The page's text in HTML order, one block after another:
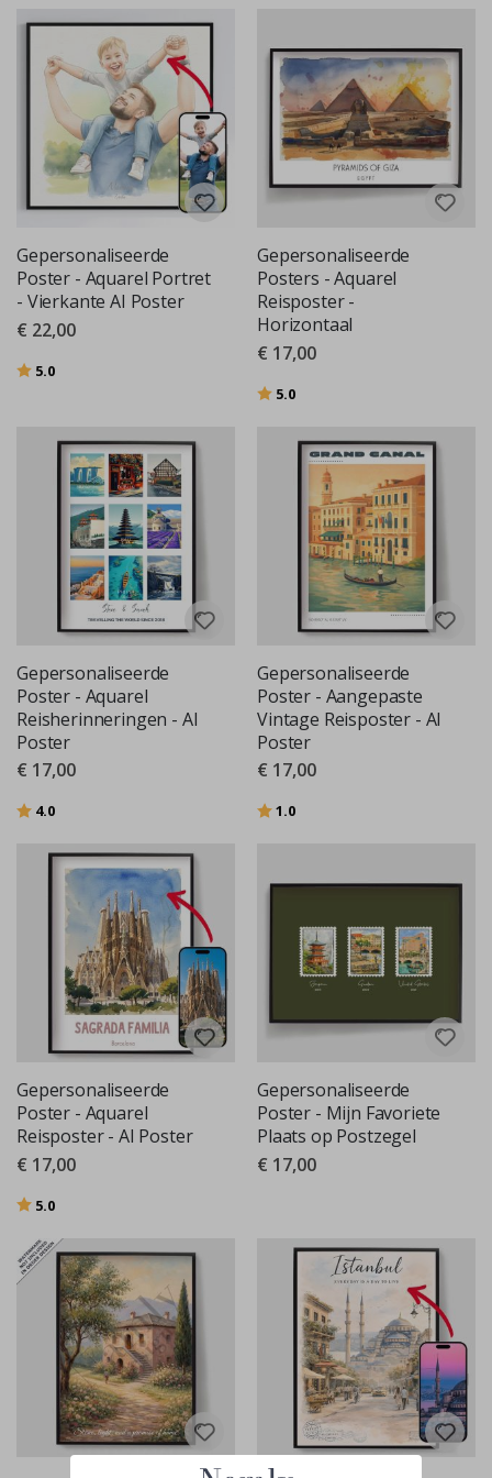
Gepersonaliseerde
Poster - Aquarel Portret
- Vierkante AI Poster
€ 22,00
Beoordeling:
5.0
Gepersonaliseerde
Posters - Aquarel
Reisposter -
Horizontaal
€ 17,00
Beoordeling:
5.0
Gepersonaliseerde
Poster - Aquarel
Reisherinneringen - AI
Poster
€ 17,00
Beoordeling:
4.0
Gepersonaliseerde
Poster - Aangepaste
Vintage Reisposter - AI
Poster
€ 17,00
Beoordeling:
1.0
Gepersonaliseerde
Poster - Aquarel
Reisposter - AI Poster
€ 17,00
Beoordeling:
5.0
Gepersonaliseerde
Poster - Mijn Favoriete
Plaats op Postzegel
€ 17,00